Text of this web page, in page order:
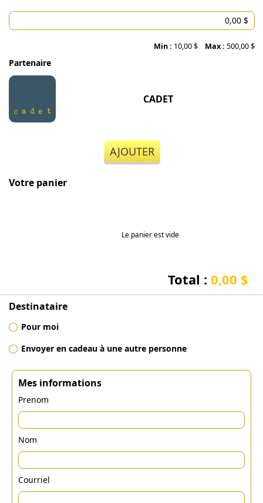
Min : 10,00 $ Max : 500,00 $
Partenaire
CADET
AJOUTER
Votre panier
Le panier est vide
Total : 0,00 $
Destinataire
Pour moi
Envoyer en cadeau à une autre personne
Mes informations
Prenom
Nom
Courriel